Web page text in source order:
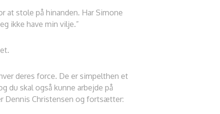
at stole på hinanden. Har Simone
ikke have min vilje.”
deres force. De er simpelthen et
du skal også kunne arbejde på
Dennis Christensen og fortsætter: